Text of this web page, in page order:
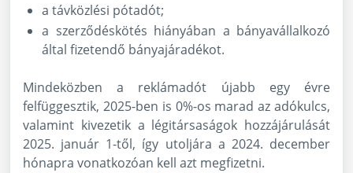
a távközlési pótadót;
a szerződéskötés hiányában a bányavállalkozó
által fizetendő bányajáradékot.
Mindeközben a reklámadót újabb egy évre
felfüggesztik, 2025-ben is 0%-os marad az adókulcs,
valamint kivezetik a légitársaságok hozzájárulását
2025. január 1-től, így utoljára a 2024. december
hónapra vonatkozóan kell azt megfizetni.